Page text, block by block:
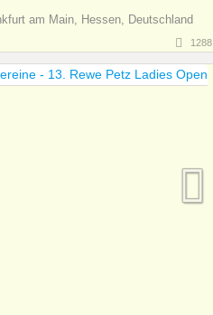
am Main, Hessen, Deutschland
1288